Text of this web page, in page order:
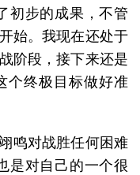
初步的成果，不管
始。我现在还处于
阶段，接下来还是
个终极目标做好准
鸣对战胜任何困难
是对自己的一个很